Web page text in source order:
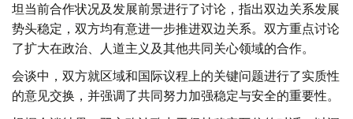
坦当前合作状况及发展前景进行了讨论，指出双边关系发展
势头稳定，双方均有意进一步推进双边关系。双方重点讨论
了扩大在政治、人道主义及其他共同关心领域的合作。
会谈中，双方就区域和国际议程上的关键问题进行了实质性
的意见交换，并强调了共同努力加强稳定与安全的重要性。